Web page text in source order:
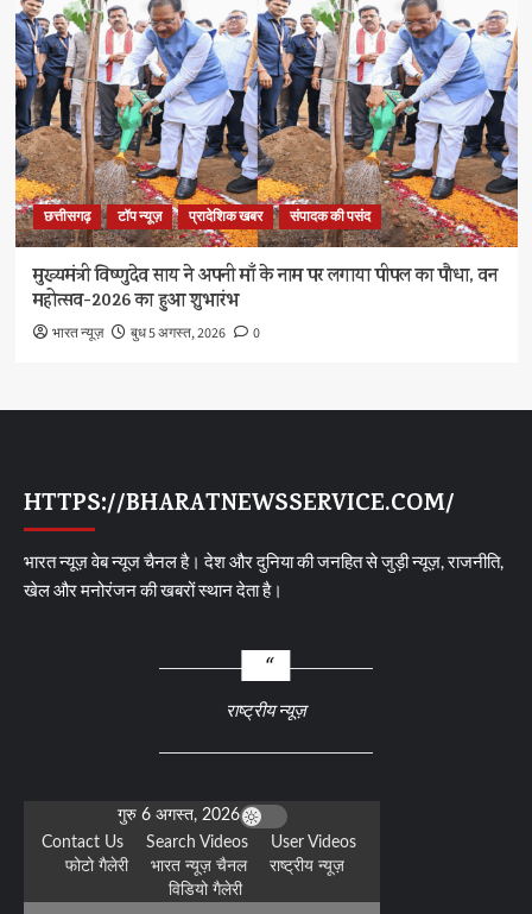
छत्तीसगढ़ टॉप न्यूज़ प्रादेशिक खबर संपादक की पसंद
मुख्यमंत्री विष्णुदेव साय ने अपनी माँ के नाम पर लगाया पीपल का पौधा, वन
महोत्सव-2026 का हुआ शुभारंभ
भारत न्यूज़ बुध 5 अगस्त, 2026 0
HTTPS://BHARATNEWSSERVICE.COM/
भारत न्यूज़ वेब न्यूज चैनल है। देश और दुनिया की जनहित से जुड़ी न्यूज़, राजनीति,
खेल और मनोरंजन की खबरों स्थान देता है।
राष्ट्रीय न्यूज़